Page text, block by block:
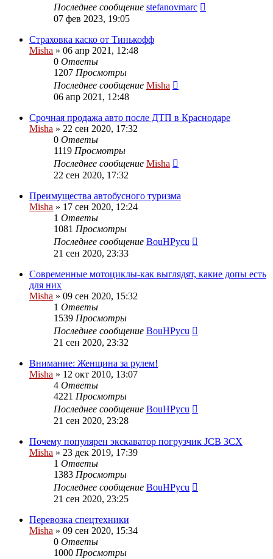
Последнее сообщение stefanovmarc
07 фев 2023, 19:05
Страховка каско от Тинькофф
Misha » 06 апр 2021, 12:48
0 Ответы
1207 Просмотры
Последнее сообщение Misha
06 апр 2021, 12:48
Срочная продажа авто после ДТП в Краснодаре
Misha » 22 сен 2020, 17:32
0 Ответы
1119 Просмотры
Последнее сообщение Misha
22 сен 2020, 17:32
Преимущества автобусного туризма
Misha » 17 сен 2020, 12:24
1 Ответы
1081 Просмотры
Последнее сообщение BouHPycu
21 сен 2020, 23:33
Современные мотоциклы-как выглядят, какие допы есть
для них
Misha » 09 сен 2020, 15:32
1 Ответы
1539 Просмотры
Последнее сообщение BouHPycu
21 сен 2020, 23:32
Внимание: Женщина за рулем!
Misha » 12 окт 2010, 13:07
4 Ответы
4221 Просмотры
Последнее сообщение BouHPycu
21 сен 2020, 23:28
Почему популярен экскаватор погрузчик JCB 3CX
Misha » 23 дек 2019, 17:39
1 Ответы
1383 Просмотры
Последнее сообщение BouHPycu
21 сен 2020, 23:25
Перевозка спецтехники
Misha » 09 сен 2020, 15:34
0 Ответы
1000 Просмотры